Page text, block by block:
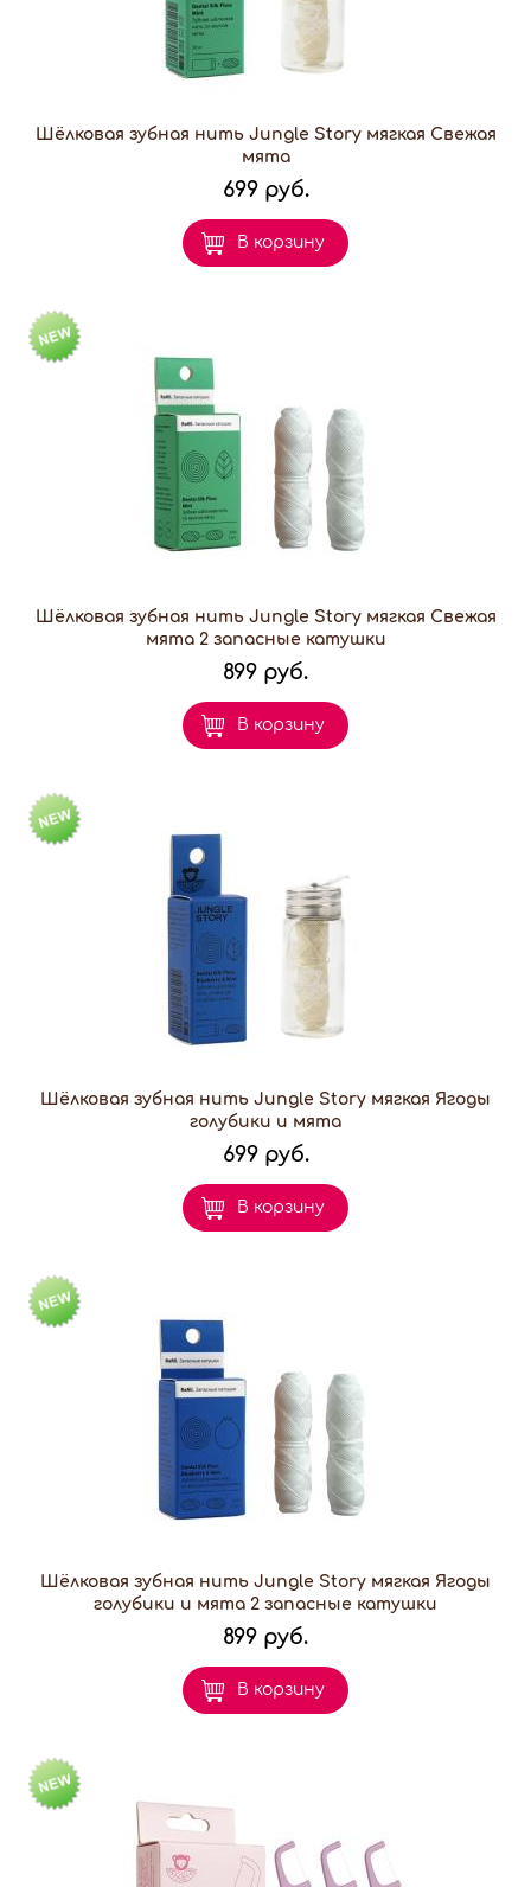
Шёлковая зубная нить Jungle Story мягкая Свежая
мята
699 руб.
В корзину
Шёлковая зубная нить Jungle Story мягкая Свежая
мята 2 запасные катушки
899 руб.
В корзину
Шёлковая зубная нить Jungle Story мягкая Ягоды
голубики и мята
699 руб.
В корзину
Шёлковая зубная нить Jungle Story мягкая Ягоды
голубики и мята 2 запасные катушки
899 руб.
В корзину